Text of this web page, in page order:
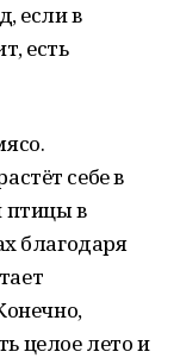
если в
есть
себе в
птицы в
благодаря
целое лето и